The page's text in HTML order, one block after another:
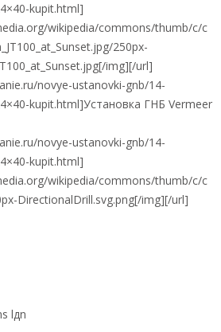
kupit.html]
wikipedia/commons/thumb/c/c
250px-
img][/url]
novye-ustanovki-gnb/14-
kupit.html]Установка ГНБ Vermeer
novye-ustanovki-gnb/14-
kupit.html]
wikipedia/commons/thumb/c/c
DirectionalDrill.svg.png[/img][/url]
lдn